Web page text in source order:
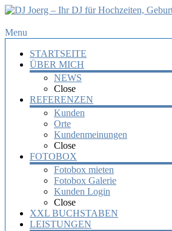
DJ
Hochzeiten,
Geburtstag
Betriebsfeiern
Menu
STARTSEITE
ÜBER MICH
NEWS
Close
REFERENZEN
Kunden
Orte
Kundenmeinungen
Close
FOTOBOX
Fotobox mieten
Fotobox Galerie
Kunden Login
Close
XXL BUCHSTABEN
LEISTUNGEN